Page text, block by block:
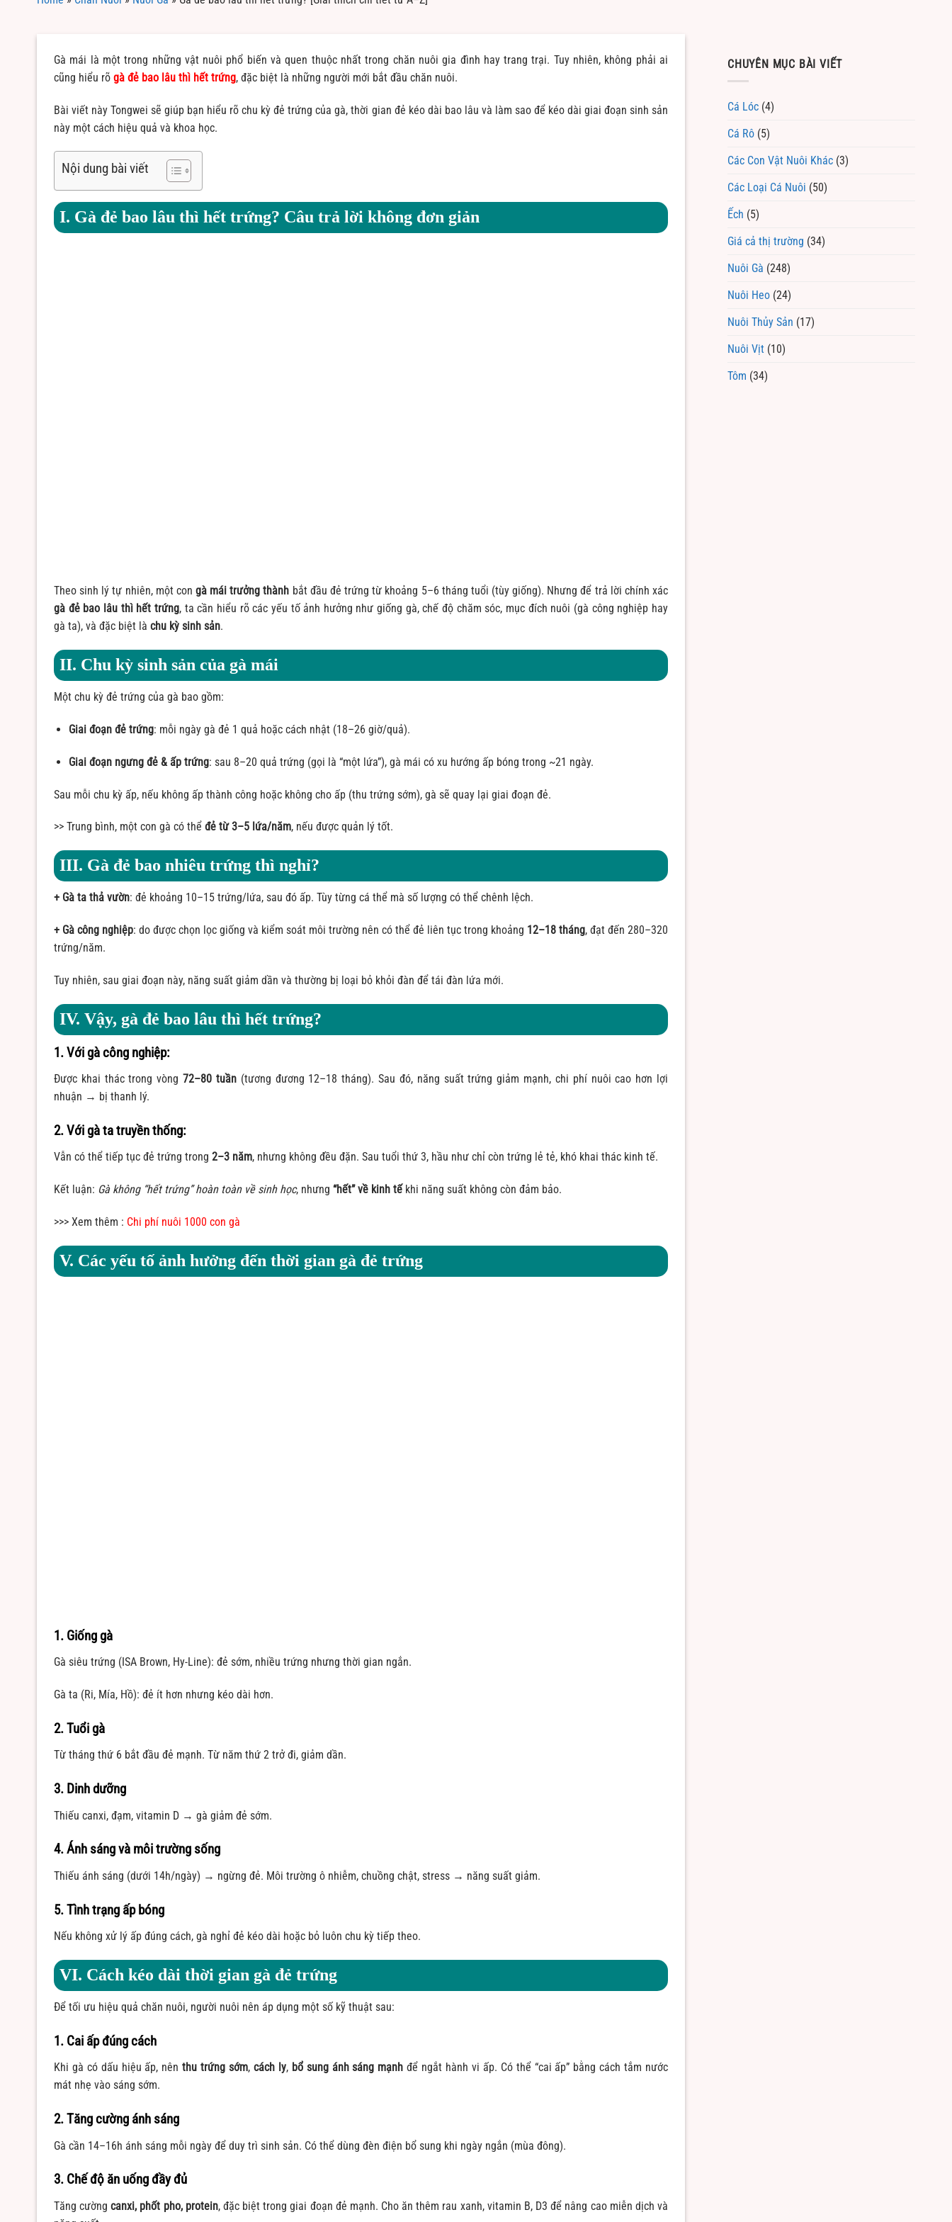
Gà mái là một trong những vật nuôi phổ biến và quen thuộc nhất trong chăn nuôi gia đình hay trang trại. Tuy nhiên, không phải ai
cũng hiểu rõ gà đẻ bao lâu thì hết trứng, đặc biệt là những người mới bắt đầu chăn nuôi.
Bài viết này Tongwei sẽ giúp bạn hiểu rõ chu kỳ đẻ trứng của gà, thời gian đẻ kéo dài bao lâu và làm sao để kéo dài giai đoạn sinh sản
này một cách hiệu quả và khoa học.
Nội dung bài viết
I. Gà đẻ bao lâu thì hết trứng? Câu trả lời không đơn giản
Theo sinh lý tự nhiên, một congà mái trưởng thành bắt đầu đẻ trứng từ khoảng 5–6 tháng tuổi (tùy giống). Nhưng để trả lời chính xác
gà đẻ bao lâu thì hết trứng, ta cần hiểu rõ các yếu tố ảnh hưởng như giống gà, chế độ chăm sóc, mục đích nuôi (gà công nghiệp hay
gà ta), và đặc biệt là chu kỳ sinh sản.
II. Chu kỳ sinh sản của gà mái
Một chu kỳ đẻ trứng của gà bao gồm:
Giai đoạn đẻ trứng: mỗi ngày gà đẻ 1 quả hoặc cách nhật (18–26 giờ/quả).
Giai đoạn ngưng đẻ & ấp trứng: sau 8–20 quả trứng (gọi là “một lứa”), gà mái có xu hướng ấp bóng trong ~21 ngày.
Sau mỗi chu kỳ ấp, nếu không ấp thành công hoặc không cho ấp (thu trứng sớm), gà sẽ quay lại giai đoạn đẻ.
>> Trung bình, một con gà có thể đẻ từ 3–5 lứa/năm, nếu được quản lý tốt.
III. Gà đẻ bao nhiêu trứng thì nghỉ?
+ Gà ta thả vườn: đẻ khoảng 10–15 trứng/lứa, sau đó ấp. Tùy từng cá thể mà số lượng có thể chênh lệch.
+ Gà công nghiệp: do được chọn lọc giống và kiểm soát môi trường nên có thể đẻ liên tục trong khoảng 12–18 tháng, đạt đến 280–320
trứng/năm.
Tuy nhiên, sau giai đoạn này, năng suất giảm dần và thường bị loại bỏ khỏi đàn để tái đàn lứa mới.
IV. Vậy, gà đẻ bao lâu thì hết trứng?
1. Với gà công nghiệp:
Được khai thác trong vòng72–80 tuần(tương đương 12–18 tháng). Sau đó, năng suất trứng giảm mạnh, chi phí nuôi cao hơn lợi
nhuận → bị thanh lý.
2. Với gà ta truyền thống:
Vẫn có thể tiếp tục đẻ trứng trong 2–3 năm, nhưng không đều đặn. Sau tuổi thứ 3, hầu như chỉ còn trứng lẻ tẻ, khó khai thác kinh tế.
Kết luận: Gà không “hết trứng” hoàn toàn về sinh học, nhưng “hết” về kinh tế khi năng suất không còn đảm bảo.
>>> Xem thêm : Chi phí nuôi 1000 con gà
V. Các yếu tố ảnh hưởng đến thời gian gà đẻ trứng
1. Giống gà
Gà siêu trứng (ISA Brown, Hy-Line): đẻ sớm, nhiều trứng nhưng thời gian ngắn.
Gà ta (Ri, Mía, Hồ): đẻ ít hơn nhưng kéo dài hơn.
2. Tuổi gà
Từ tháng thứ 6 bắt đầu đẻ mạnh. Từ năm thứ 2 trở đi, giảm dần.
3. Dinh dưỡng
Thiếu canxi, đạm, vitamin D → gà giảm đẻ sớm.
4. Ánh sáng và môi trường sống
Thiếu ánh sáng (dưới 14h/ngày) → ngừng đẻ. Môi trường ô nhiễm, chuồng chật, stress → năng suất giảm.
5. Tình trạng ấp bóng
Nếu không xử lý ấp đúng cách, gà nghỉ đẻ kéo dài hoặc bỏ luôn chu kỳ tiếp theo.
VI. Cách kéo dài thời gian gà đẻ trứng
Để tối ưu hiệu quả chăn nuôi, người nuôi nên áp dụng một số kỹ thuật sau:
1. Cai ấp đúng cách
Khi gà có dấu hiệu ấp, nênthu trứng sớm, cách ly, bổ sung ánh sáng mạnh để ngắt hành vi ấp. Có thể “cai ấp” bằng cách tắm nước
mát nhẹ vào sáng sớm.
2. Tăng cường ánh sáng
Gà cần 14–16h ánh sáng mỗi ngày để duy trì sinh sản. Có thể dùng đèn điện bổ sung khi ngày ngắn (mùa đông).
3. Chế độ ăn uống đầy đủ
Tăng cườngcanxi, phốt pho, protein, đặc biệt trong giai đoạn đẻ mạnh. Cho ăn thêm rau xanh, vitamin B, D3 để nâng cao miễn dịch và
CHUYÊN MỤC BÀI VIẾT
Cá Lóc (4)
Cá Rô (5)
Các Con Vật Nuôi Khác (3)
Các Loại Cá Nuôi (50)
Ếch (5)
Giá cả thị trường (34)
Nuôi Gà (248)
Nuôi Heo (24)
Nuôi Thủy Sản (17)
Nuôi Vịt (10)
Tôm (34)